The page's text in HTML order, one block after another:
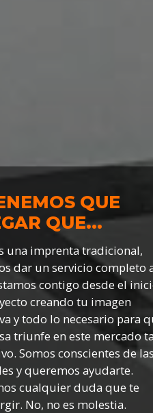
QUE
QUE...
una imprenta tradicional,
dar un servicio completo
contigo desde el
creando tu imagen
y todo lo necesario para
triunfe en este mercado
Somos conscientes de las
y queremos ayudarte.
cualquier duda que te
No, no es molestia.